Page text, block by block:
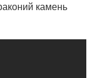
камень